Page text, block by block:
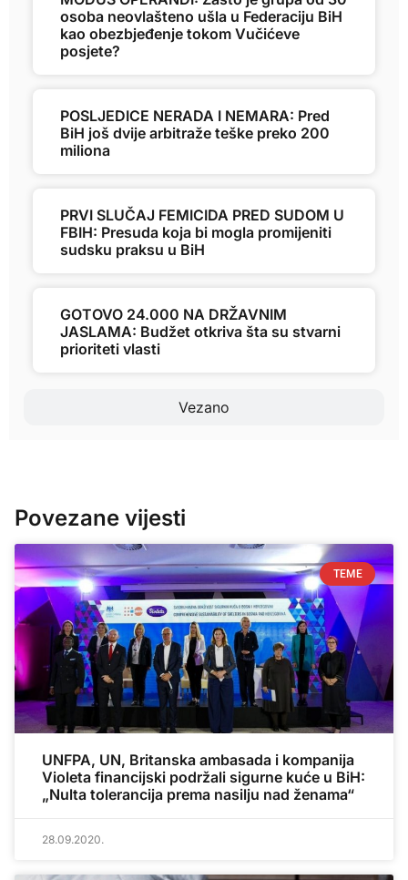
Vezano
osoba neovlašteno ušla u Federaciju BiH
kao obezbjeđenje tokom Vučićeve
posjete?
POSLJEDICE NERADA I NEMARA: Pred
BiH još dvije arbitraže teške preko 200
miliona
PRVI SLUČAJ FEMICIDA PRED SUDOM U
FBIH: Presuda koja bi mogla promijeniti
sudsku praksu u BiH
GOTOVO 24.000 NA DRŽAVNIM
JASLAMA: Budžet otkriva šta su stvarni
prioriteti vlasti
Povezane vijesti
TEME
UNFPA, UN, Britanska ambasada i kompanija
Violeta financijski podržali sigurne kuće u BiH:
„Nulta tolerancija prema nasilju nad ženama“
28.09.2020.